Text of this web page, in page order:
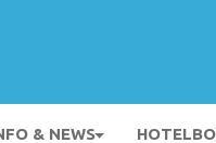
& NEWS